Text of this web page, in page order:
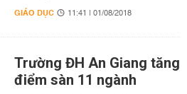
GIÁO DỤC 11:41 | 01/08/2018
Trường ĐH An Giang tăng
điểm sàn 11 ngành